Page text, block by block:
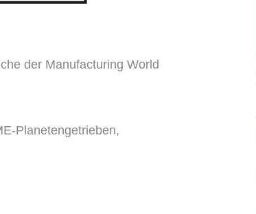
der Manufacturing World
Planetengetrieben,